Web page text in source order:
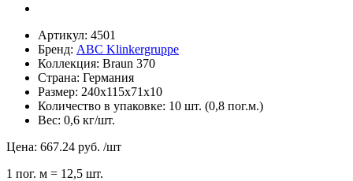
Артикул: 4501
Бренд: ABC Klinkergruppe
Коллекция: Braun 370
Страна: Германия
Размер: 240х115х71х10
Количество в упаковке: 10 шт. (0,8 пог.м.)
Вес: 0,6 кг/шт.
Цена: 667.24 руб. /шт
1 пог. м = 12,5 шт.